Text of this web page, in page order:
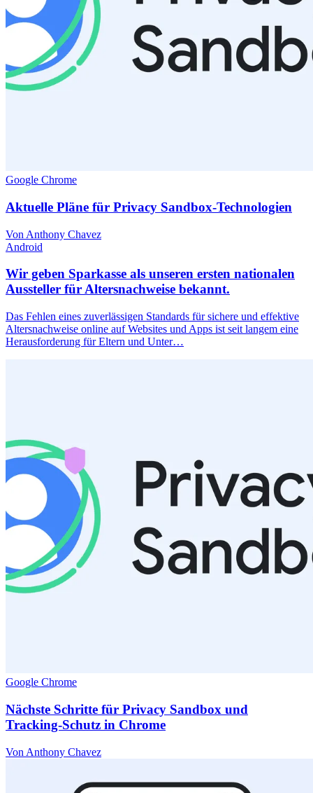
Google Chrome
Aktuelle Pläne für Privacy Sandbox-Technologien
Von Anthony Chavez
Android
Wir geben Sparkasse als unseren ersten nationalen
Aussteller für Altersnachweise bekannt.
Das Fehlen eines zuverlässigen Standards für sichere und effektive
Altersnachweise online auf Websites und Apps ist seit langem eine
Herausforderung für Eltern und Unter…
Google Chrome
Nächste Schritte für Privacy Sandbox und
Tracking-Schutz in Chrome
Von Anthony Chavez